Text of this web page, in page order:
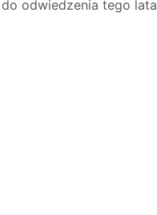
do odwiedzenia tego lata